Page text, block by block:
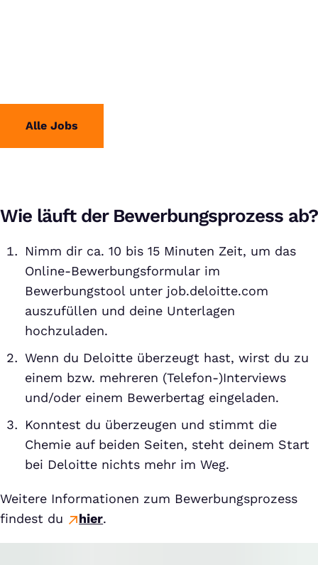
Alle Jobs
Wie läuft der Bewerbungsprozess ab?
Nimm dir ca. 10 bis 15 Minuten Zeit, um das
Online-Bewerbungsformular im
Bewerbungstool unter job.deloitte.com
auszufüllen und deine Unterlagen
hochzuladen.
Wenn du Deloitte überzeugt hast, wirst du zu
einem bzw. mehreren (Telefon-)Interviews
und/oder einem Bewerbertag eingeladen.
Konntest du überzeugen und stimmt die
Chemie auf beiden Seiten, steht deinem Start
bei Deloitte nichts mehr im Weg.
Weitere Informationen zum Bewerbungsprozess
findest du
hier.